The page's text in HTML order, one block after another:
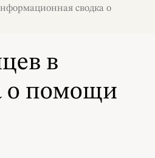
сводка о
в
о помощи